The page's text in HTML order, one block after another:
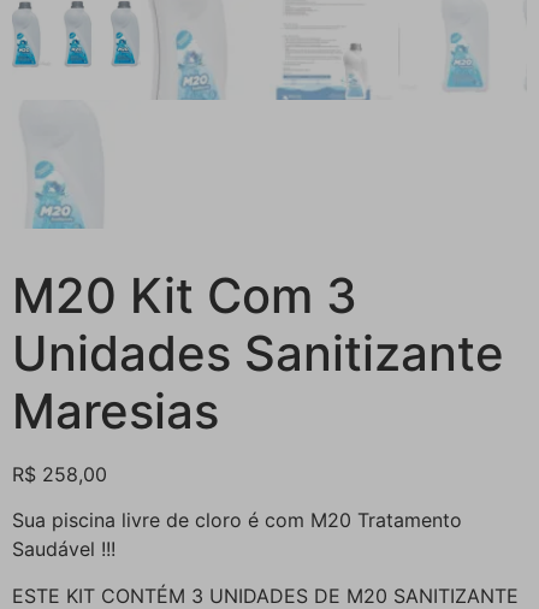
M20 Kit Com 3
Unidades Sanitizante
Maresias
R$ 258,00
Sua piscina livre de cloro é com M20 Tratamento
Saudável !!!
ESTE KIT CONTÉM 3 UNIDADES DE M20 SANITIZANTE